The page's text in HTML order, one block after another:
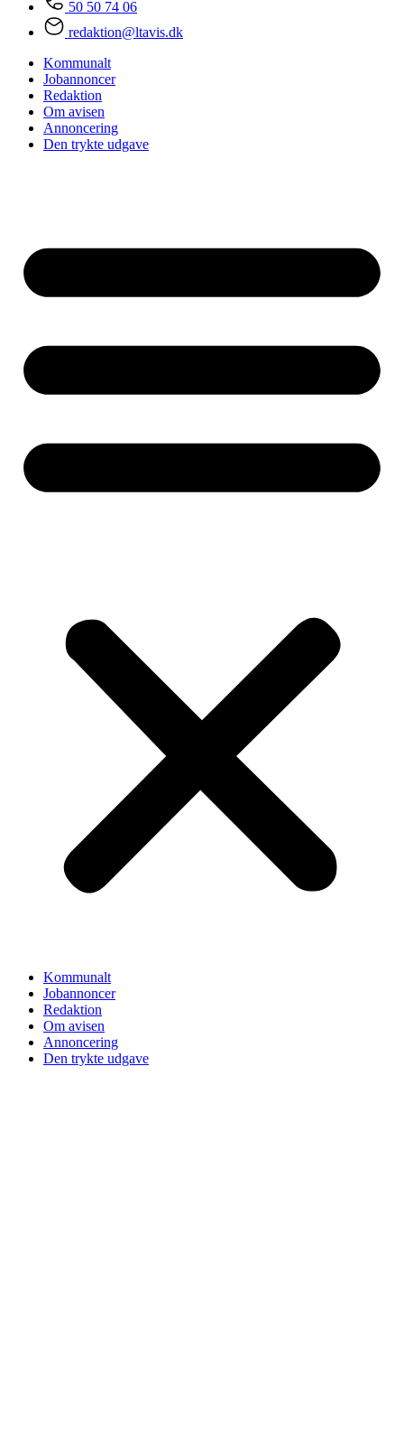
50 50 74 06
redaktion@ltavis.dk
Kommunalt
Jobannoncer
Redaktion
Om avisen
Annoncering
Den trykte udgave
Kommunalt
Jobannoncer
Redaktion
Om avisen
Annoncering
Den trykte udgave